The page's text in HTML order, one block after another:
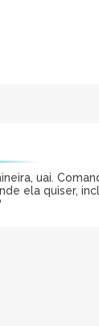
uai.
ela quiser,